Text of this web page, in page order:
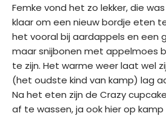
Femke vond het zo lekker, die
klaar om een nieuw bordje eten
het vooral bij aardappels en een
maar snijbonen met appelmoes
te zijn. Het warme weer laat wel
(het oudste kind van kamp) lag
Na het eten zijn de Crazy
af te wassen, ja ook hier op